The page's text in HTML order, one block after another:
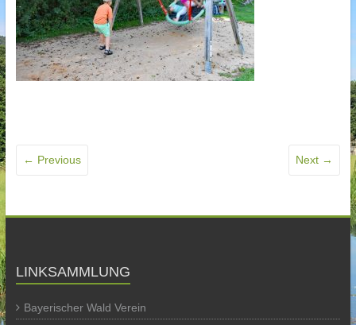
← Previous Next →
LINKSAMMLUNG
Bayerischer Wald Verein